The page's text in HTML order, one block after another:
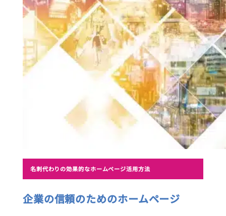
名刺代わりの効果的なホームページ活用方法
企業の信頼のためのホームページ